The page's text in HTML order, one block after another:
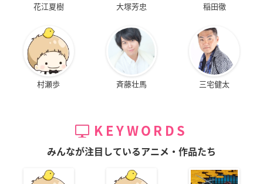
花江夏樹 大塚芳忠 稲田徹
村瀬歩 斉藤壮馬 三宅健太
KEYWORDS
みんなが注目しているアニメ・作品たち